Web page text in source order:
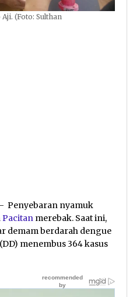
(Foto: Sulthan
Penyebaran nyamuk
Pacitan merebak. Saat ini,
demam berdarah dengue
menembus 364 kasus